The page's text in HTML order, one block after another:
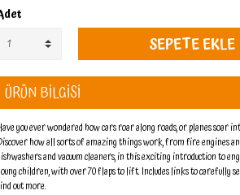
SEPETE EKLE
ÜRÜN BİLGİSİ
you ever wondered how cars roar along roads, or planes soar
how all sorts of amazing things work, from fire engines
and vacuum cleaners, in this exciting introduction to
children, with over 70 flaps to lift. Includes links to carefully
out more.